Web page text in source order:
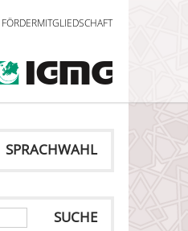
FÖRDERMITGLIEDSCHAFT
SPRACHWAHL
SUCHE